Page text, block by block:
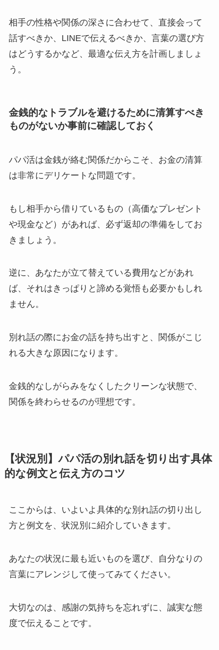
相手の性格や関係の深さに合わせて 、直接会って
話すべきか、LINEで伝えるべきか、言葉の選び方
はどうするかなど、 最適な伝え方を計画しましょ
う。
金銭的なトラブルを避けるために清算すべき
ものがないか事前に確認しておく
パパ活は金銭が絡む関係だからこそ、お金の清算
は非常にデリケートな問題です。
もし相手から借りているもの（高価なプレゼント
や現金など）があれば、 必ず返却の準備をしてお
きましょう。
逆に、あなたが立て替えている費用などがあれ
ば、それはきっぱりと諦める覚悟も必要かもしれ
ません。
別れ話の際にお金の話を持ち出すと、関係がこじ
れる大きな原因 になります。
金銭的なしがらみをなくしたクリーンな状態で、
関係を終わらせるのが理想です。
【状況別】パパ活の別れ話を切り出す具体
的な例文と伝え方のコツ
ここからは、いよいよ具体的な別れ話の切り出し
方と例文を、状況別に紹介していきます。
あなたの状況に最も近いものを選び、自分なりの
言葉にアレンジして使ってみてください。
大切なのは、感謝の気持ちを忘れずに、誠実な態
度で伝えることです。